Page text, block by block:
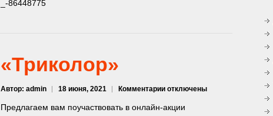
_-86448775
«Триколор»
Автор: admin 18 июня, 2021 Комментариик
«Триколор»
отключены
Предлагаем вам поучаствовать в онлайн-акции